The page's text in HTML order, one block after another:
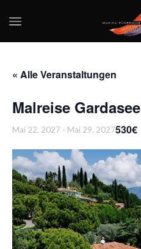
« Alle Veranstaltungen
Malreise Gardasee
Mai 22, 2027 - Mai 29, 2027530€